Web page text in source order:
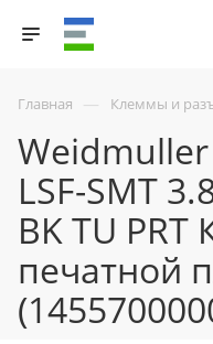
Главная — Клеммы и
LSF-SMT
BK TU
печатной